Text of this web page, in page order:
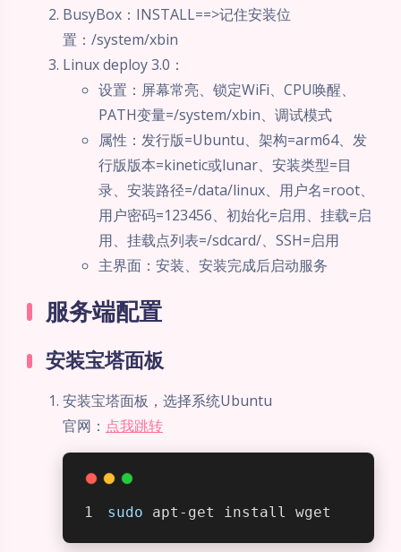
BusyBox：INSTALL==>记住安装位
置：/system/xbin
Linux deploy 3.0：
设置：屏幕常亮、锁定WiFi、CPU唤醒、
PATH变量=/system/xbin、调试模式
属性：发行版=Ubuntu、架构=arm64、发
行版版本=kinetic或lunar、安装类型=目
录、安装路径=/data/linux、用户名=root、
用户密码=123456、初始化=启用、挂载=启
用、挂载点列表=/sdcard/、SSH=启用
主界面：安装、安装完成后启动服务
服务端配置
安装宝塔面板
安装宝塔面板，选择系统Ubuntu
官网： 点我跳转
sudo apt-get install wget